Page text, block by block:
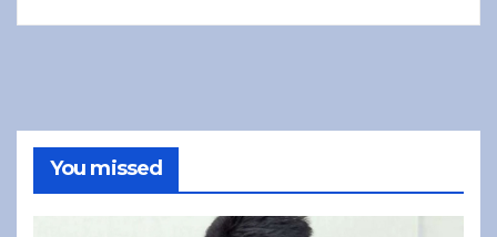
You missed